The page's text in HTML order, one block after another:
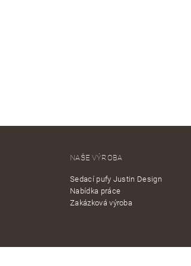
NAŠE VÝROBA
Sedací pufy Justin Design
Nabídka práce
Zakázková výroba